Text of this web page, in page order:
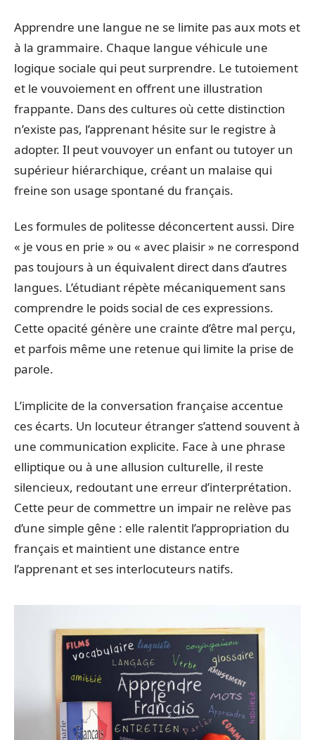
Apprendre une langue ne se limite pas aux mots et
à la grammaire. Chaque langue véhicule une
logique sociale qui peut surprendre. Le tutoiement
et le vouvoiement en offrent une illustration
frappante. Dans des cultures où cette distinction
n’existe pas, l’apprenant hésite sur le registre à
adopter. Il peut vouvoyer un enfant ou tutoyer un
supérieur hiérarchique, créant un malaise qui
freine son usage spontané du français.
Les formules de politesse déconcertent aussi. Dire
« je vous en prie » ou « avec plaisir » ne correspond
pas toujours à un équivalent direct dans d’autres
langues. L’étudiant répète mécaniquement sans
comprendre le poids social de ces expressions.
Cette opacité génère une crainte d’être mal perçu,
et parfois même une retenue qui limite la prise de
parole.
L’implicite de la conversation française accentue
ces écarts. Un locuteur étranger s’attend souvent à
une communication explicite. Face à une phrase
elliptique ou à une allusion culturelle, il reste
silencieux, redoutant une erreur d’interprétation.
Cette peur de commettre un impair ne relève pas
d’une simple gêne : elle ralentit l’appropriation du
français et maintient une distance entre
l’apprenant et ses interlocuteurs natifs.